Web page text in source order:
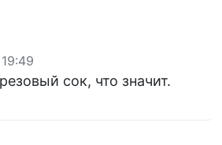
сок, что значит.